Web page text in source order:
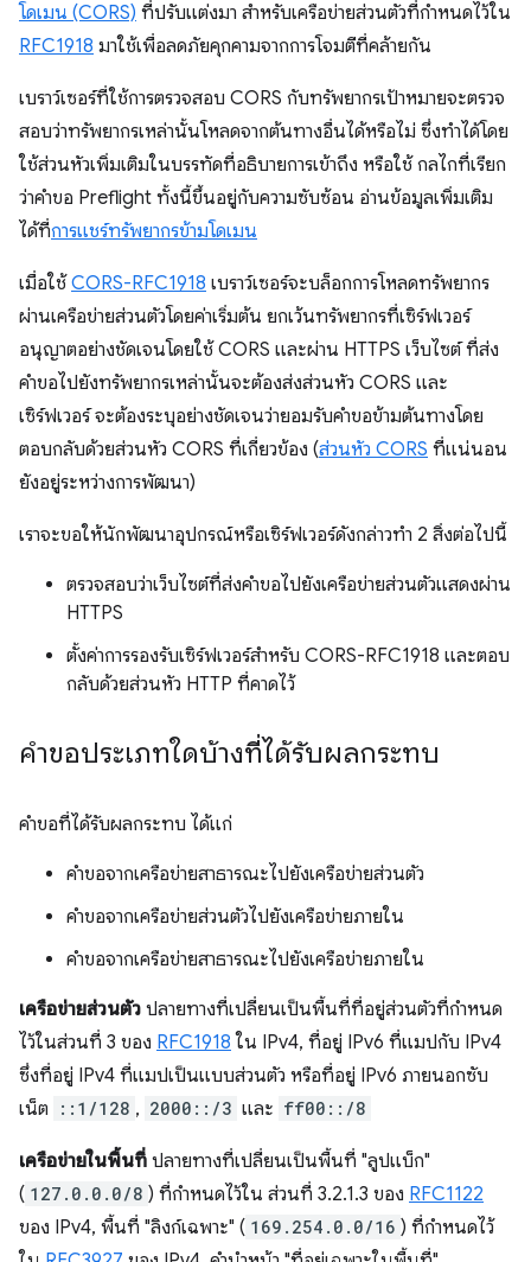
โดเมน (CORS) ที่ปรับแต่งมา สำหรับเครือข่ายส่วนตัวที่กำหนดไว้ใน
RFC1918 มาใช้เพื่อลดภัยคุกคามจากการโจมตีที่คล้ายกัน
เบราว์เซอร์ที่ใช้การตรวจสอบ CORS กับทรัพยากรเป้าหมายจะตรวจ
สอบว่าทรัพยากรเหล่านั้นโหลดจากต้นทางอื่นได้หรือไม่ ซึ่งทำได้โดย
ใช้ส่วนหัวเพิ่มเติมในบรรทัดที่อธิบายการเข้าถึง หรือใช้ กลไกที่เรียก
ว่าคำขอ Preflight ทั้งนี้ขึ้นอยู่กับความซับซ้อน อ่านข้อมูลเพิ่มเติม
ได้ที่การแชร์ทรัพยากรข้ามโดเมน
เมื่อใช้ CORS-RFC1918 เบราว์เซอร์จะบล็อกการโหลดทรัพยากร
ผ่านเครือข่ายส่วนตัวโดยค่าเริ่มต้น ยกเว้นทรัพยากรที่เซิร์ฟเวอร์
อนุญาตอย่างชัดเจนโดยใช้ CORS และผ่าน HTTPS เว็บไซต์ ที่ส่ง
คำขอไปยังทรัพยากรเหล่านั้นจะต้องส่งส่วนหัว CORS และ
เซิร์ฟเวอร์ จะต้องระบุอย่างชัดเจนว่ายอมรับคำขอข้ามต้นทางโดย
ตอบกลับด้วยส่วนหัว CORS ที่เกี่ยวข้อง (ส่วนหัว CORS ที่แน่นอน
ยังอยู่ระหว่างการพัฒนา)
เราจะขอให้นักพัฒนาอุปกรณ์หรือเซิร์ฟเวอร์ดังกล่าวทำ 2 สิ่งต่อไปนี้
ตรวจสอบว่าเว็บไซต์ที่ส่งคำขอไปยังเครือข่ายส่วนตัวแสดงผ่าน
HTTPS
ตั้งค่าการรองรับเซิร์ฟเวอร์สำหรับ CORS-RFC1918 และตอบ
กลับด้วยส่วนหัว HTTP ที่คาดไว้
คำขอประเภทใดบ้างที่ได้รับผลกระทบ
คำขอที่ได้รับผลกระทบ ได้แก่
คำขอจากเครือข่ายสาธารณะไปยังเครือข่ายส่วนตัว
คำขอจากเครือข่ายส่วนตัวไปยังเครือข่ายภายใน
คำขอจากเครือข่ายสาธารณะไปยังเครือข่ายภายใน
เครือข่ายส่วนตัว ปลายทางที่เปลี่ยนเป็นพื้นที่ที่อยู่ส่วนตัวที่กำหนด
ไว้ในส่วนที่ 3 ของ RFC1918 ใน IPv4, ที่อยู่ IPv6 ที่แมปกับ IPv4
ซึ่งที่อยู่ IPv4 ที่แมปเป็นแบบส่วนตัว หรือที่อยู่ IPv6 ภายนอกซับ
เน็ต
::1/128 , 2000::/3 และ ff00::/8
เครือข่ายในพื้นที่ ปลายทางที่เปลี่ยนเป็นพื้นที่ "ลูปแบ็ก"
( 127.0.0.0/8 ) ที่กำหนดไว้ใน ส่วนที่ 3.2.1.3 ของ RFC1122
ของ IPv4, พื้นที่ "ลิงก์เฉพาะ" ( 169.254.0.0/16 ) ที่กำหนดไว้